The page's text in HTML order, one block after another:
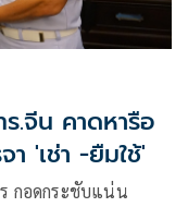
.จีน คาดหารือ
จรจา 'เช่า -ยืมใช้'
กอดกระชับแน่น